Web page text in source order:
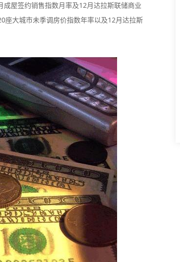
屋签约销售指数月率及12月达拉斯联储商业
座大城市未季调房价指数年率以及12月达拉斯
平台
9.05
8.73
全牌照
8.2
全牌照
监管中 Ec Markets
口碑评分：9.18
监管中 WeTrade平台
口碑评分：8.72
澳大利亚ASIC机构交易
（MM）
监管中
easyMarkets易
信
口碑评分：8.47
澳大利亚ASIC全牌照